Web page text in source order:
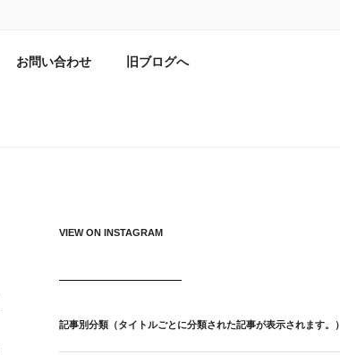
お問い合わせ 旧ブログへ
VIEW ON INSTAGRAM
記事別分類（タイトルごとに分類された記事が表示されます。）